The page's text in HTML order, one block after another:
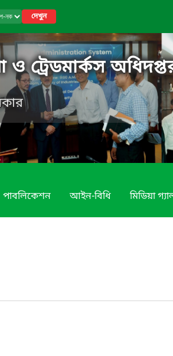
দেখুন
ও ট্রেডমার্কস
পাবলিকেশন আইন-বিধি মিডিয়া